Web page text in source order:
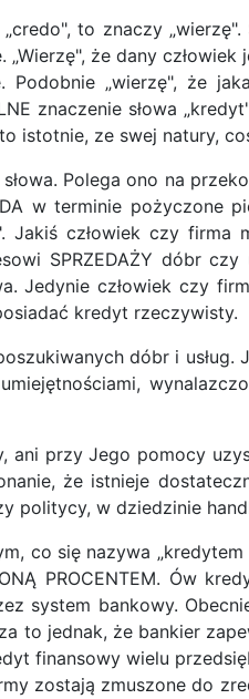
to znaczy „wierzę".
że dany
„wierzę", że
znaczenie słowa
istotnie, ze swej natury,
Polega ono na
w terminie pożyczone
Jakiś człowiek czy
SPRZEDAŻY dóbr
Jedynie człowiek czy
kredyt rzeczywisty.
dóbr i
przy Jego pomocy
że istnieje
politycy, w dziedzinie
co się nazywa
PROCENTEM. Ów
system bankowy.
to jednak, że bankier
finansowy wielu
zostają zmuszone do